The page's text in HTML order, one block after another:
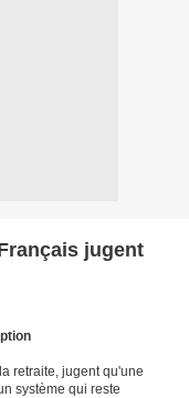
jugent
retraite, jugent qu'une
système qui reste